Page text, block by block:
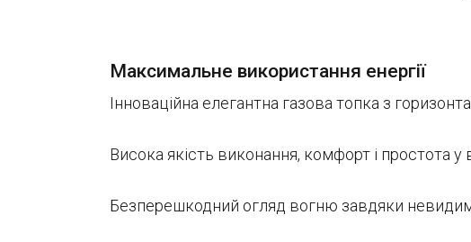
Максимальне використання енергії
Інноваційна елегантна газова топка з
Висока якість виконання, комфорт і простота у
Безперешкодний огляд вогню завдяки